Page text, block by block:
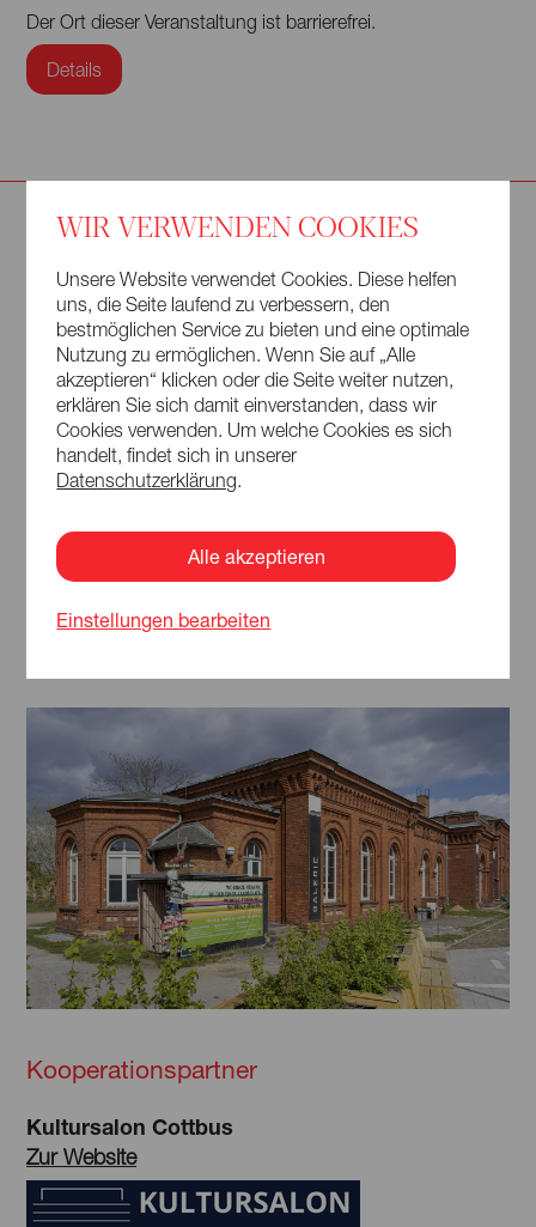
Der Ort dieser Veranstaltung ist barrierefrei.
Details
Mitwirkende
Akkordeon João Barradas
Veranstaltungsort
Veranstaltungsort Kunsthalle Lausitz, Cottbus /
Chóśebuz
Adresse
Güterzufuhrstraße 7, 03046 Cottbus /
Kooperationspartner
Kultursalon Cottbus
Zur Website
WIR VERWENDEN COOKIES
Unsere Website verwendet Cookies. Diese helfen
uns, die Seite laufend zu verbessern, den
bestmöglichen Service zu bieten und eine optimale
Nutzung zu ermöglichen. Wenn Sie auf „Alle
akzeptieren“ klicken oder die Seite weiter nutzen,
erklären Sie sich damit einverstanden, dass wir
Cookies verwenden. Um welche Cookies es sich
handelt, findet sich in unserer
Datenschutzerklärung
Alle akzeptieren
Einstellungen bearbeiten